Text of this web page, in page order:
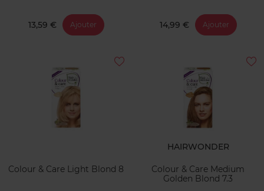
13,59 € Ajouter 14,99 € Ajouter
Colour & Care Light Blond 8
HAIRWONDER
Colour & Care Medium
Golden Blond 7.3